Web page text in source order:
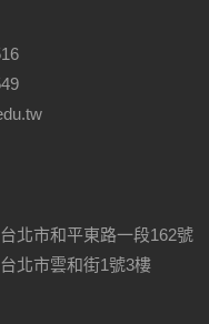
北市和平東路一段162號
北市雲和街1號3樓